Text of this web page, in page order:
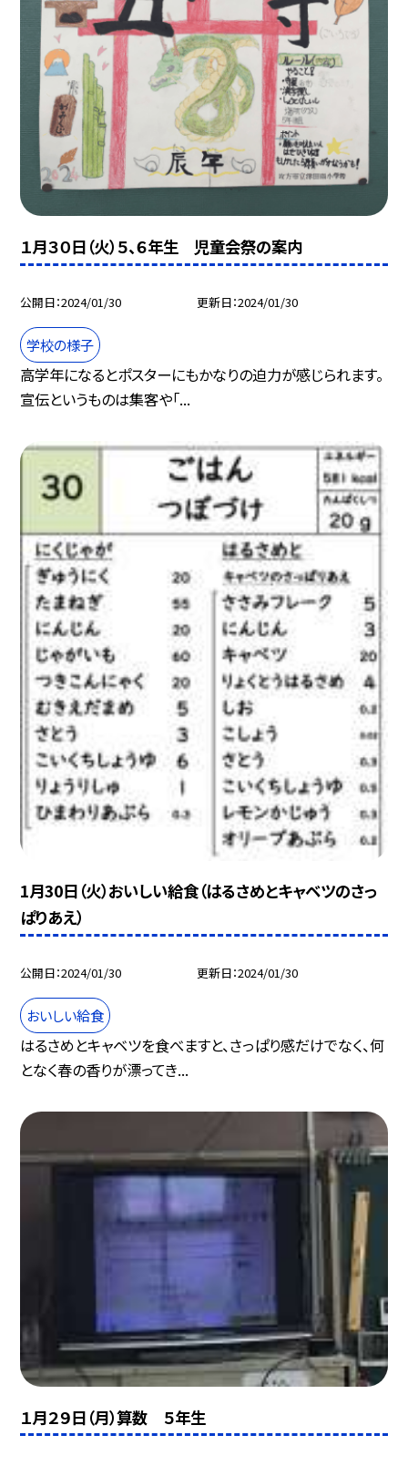
１月３０日（火）５、６年生 児童会祭の案内
公開日 2024/01/30 更新日 2024/01/30
学校の様子
高学年になるとポスターにもかなりの迫力が感じられます。
宣伝というものは集客や「...
1月30日（火）おいしい給食（はるさめとキャベツのさっ
ぱりあえ）
公開日 2024/01/30 更新日 2024/01/30
おいしい給食
はるさめとキャベツを食べますと、さっぱり感だけでなく、何
となく春の香りが漂ってき...
１月２９日（月）算数 ５年生